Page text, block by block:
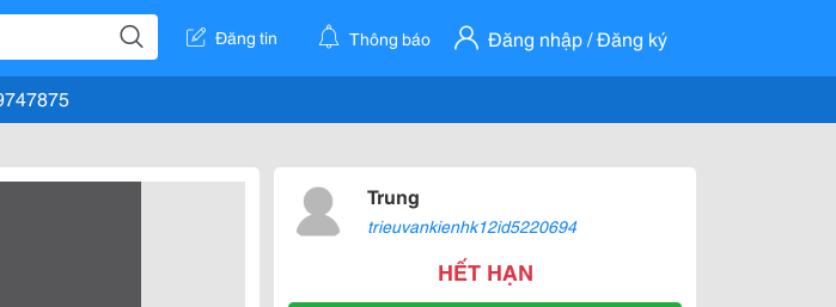
Đăng tin Thông báo Đăng nhập / Đăng ký
Trung
trieuvankienhk12id5220694
HẾT HẠN